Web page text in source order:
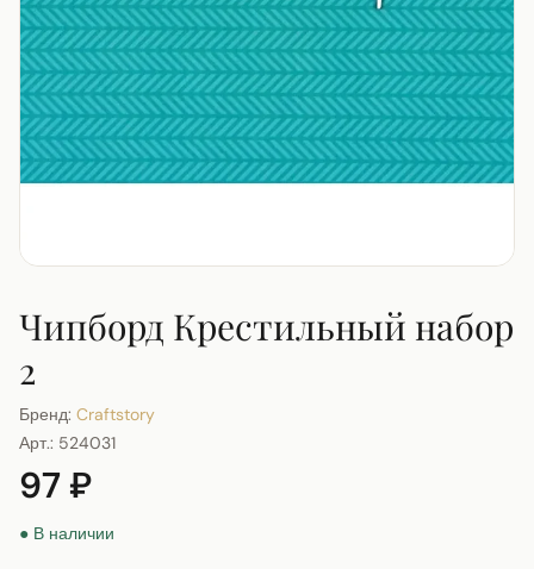
Чипборд Крестильный набор
2
Бренд: Craftstory
Арт.: 524031
97 ₽
● В наличии